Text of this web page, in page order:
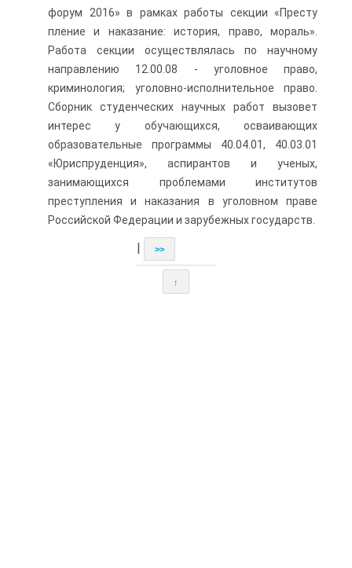
форум 2016» в рамках работы секции «Престу
пление и наказа­ние: история, право, мораль».
Работа секции осуществлялась по науч­ному
направлению 12.00.08 - уголовное право,
криминология; уго­ловно-исполнительное право.
Сборник студенческих научных работ вызовет
интерес у обучающихся, осваивающих
образовательные про­граммы 40.04.01, 40.03.01
«Юриспруденция», аспирантов и ученых,
занимающихся проблемами институтов
преступления и наказания в уголовном праве
Российской Федерации и зарубежных государств.
>>
↑